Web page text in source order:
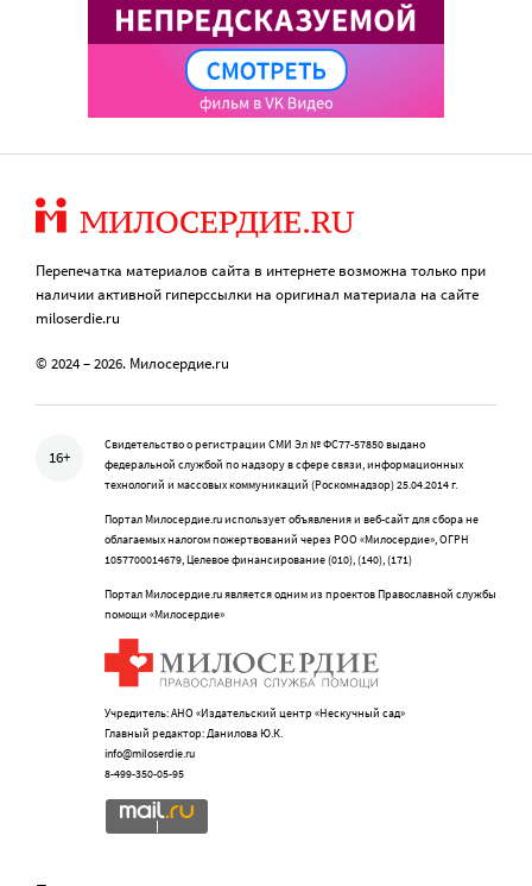
Перепечатка материалов сайта в интернете возможна только при
наличии активной гиперссылки на оригинал материала на сайте
miloserdie.ru
© 2024 – 2026. Милосердие.ru
16+
Свидетельство о регистрации СМИ Эл № ФС77-57850 выдано
федеральной службой по надзору в сфере связи, информационных
технологий и массовых коммуникаций (Роскомнадзор) 25.04.2014 г.
Портал Милосердие.ru использует объявления и веб-сайт для сбора не
облагаемых налогом пожертвований через РОО «Милосердие», ОГРН
1057700014679, Целевое финансирование (010), (140), (171)
Портал Милосердие.ru является одним из проектов Православной службы
помощи «Милосердие»
Учредитель: АНО «Издательский центр «Нескучный сад»
Главный редактор: Данилова Ю.К.
info@miloserdie.ru
8-499-350-05-95